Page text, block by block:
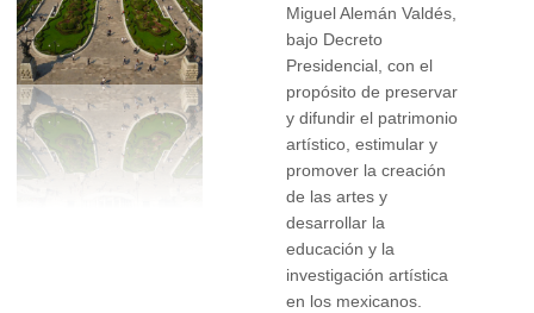
Miguel Alemán Valdés,
bajo Decreto
Presidencial, con el
propósito de preservar
y difundir el patrimonio
artístico, estimular y
promover la creación
de las artes y
desarrollar la
educación y la
investigación artística
en los mexicanos.